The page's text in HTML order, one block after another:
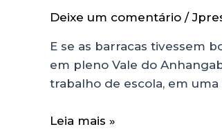
Deixe um comentário /
E se as barracas tivessem
em pleno Vale do
trabalho de escola, em
Leia mais »